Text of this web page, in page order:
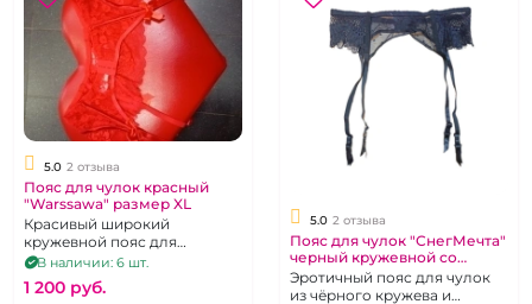
5.0 2 отзыва
Пояс для чулок красный
"Warssawa" размер XL
Красивый широкий
кружевной пояс для
чуок.Размер 48-52
В наличии: 6 шт.
1 200 pуб.
5.0 2 отзыва
Пояс для чулок "СнегМечта"
черный кружевной со
вставкой микросетка
Эротичный пояс для чулок
из чёрного кружева и